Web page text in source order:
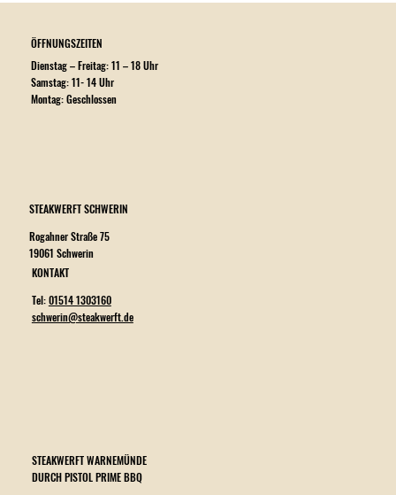
ÖFFNUNGSZEITEN
Dienstag – Freitag: 11 – 18 Uhr
Samstag: 11- 14 Uhr
Montag: Geschlossen
STEAKWERFT SCHWERIN
Rogahner Straße 75
19061 Schwerin
KONTAKT
Tel:01514 1303160
schwerin@steakwerft.de
STEAKWERFT WARNEMÜNDE
DURCH PISTOL PRIME BBQ